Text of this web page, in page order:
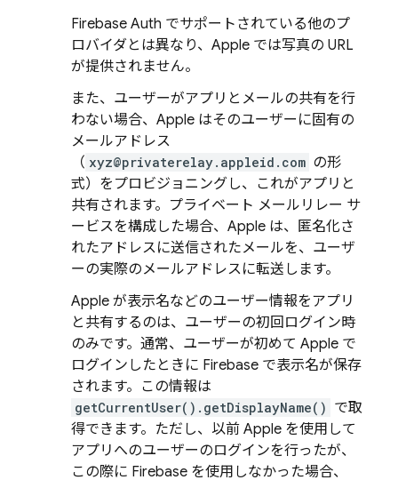
Firebase Auth でサポートされている他のプ
ロバイダとは異なり、Apple では写真の URL
が提供されません。
また、ユーザーがアプリとメールの共有を行
わない場合、Apple はそのユーザーに固有の
メールアドレス
（ xyz@privaterelay.appleid.com の形
式）をプロビジョニングし、これがアプリと
共有されます。プライベート メールリレー サ
ービスを構成した場合、Apple は、匿名化さ
れたアドレスに送信されたメールを、ユーザ
ーの実際のメールアドレスに転送します。
Apple が表示名などのユーザー情報をアプリ
と共有するのは、ユーザーの初回ログイン時
のみです。通常、ユーザーが初めて Apple で
ログインしたときに Firebase で表示名が保存
されます。この情報は
getCurrentUser().getDisplayName() で取
得できます。ただし、以前 Apple を使用して
アプリへのユーザーのログインを行ったが、
この際に Firebase を使用しなかった場合、